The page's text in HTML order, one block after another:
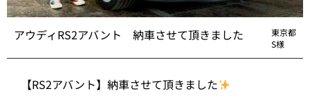
アウディRS2アバント 納車させて頂きました
東京都
S様
【RS2アバント】納車させて頂きました